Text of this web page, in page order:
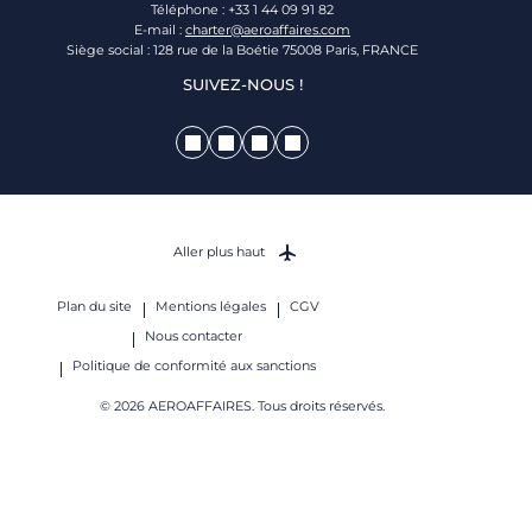
Téléphone : +33 1 44 09 91 82
E-mail : charter@aeroaffaires.com
Siège social : 128 rue de la Boétie 75008 Paris, FRANCE
SUIVEZ-NOUS !
Plan du site Mentions légales
CGV
Nous contacter
Politique de conformité aux sanctions
© 2026 AEROAFFAIRES. Tous droits réservés.
Aller plus haut